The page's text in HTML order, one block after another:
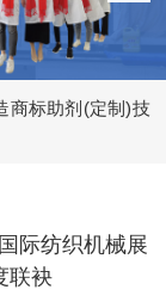
商标助剂(定制)技
际纺织机械展
联袂